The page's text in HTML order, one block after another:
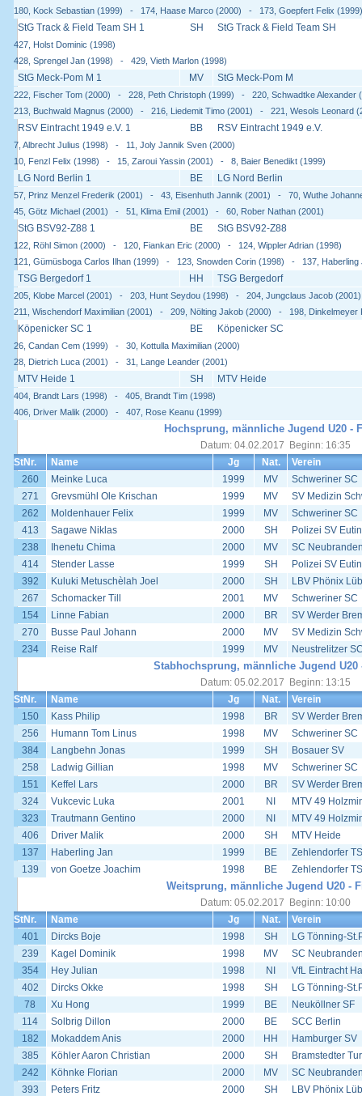
180, Kock Sebastian (1999) - 174, Haase Marco (2000) - 173, Goepfert Felix (1999)
StG Track & Field Team SH 1 SH StG Track & Field Team SH
427, Holst Dominic (1998)
428, Sprengel Jan (1998) - 429, Vieth Marlon (1998)
StG Meck-Pom M 1 MV StG Meck-Pom M
222, Fischer Tom (2000) - 228, Peth Christoph (1999) - 220, Schwadtke Alexander
213, Buchwald Magnus (2000) - 216, Liedemit Timo (2001) - 221, Wesols Leonard
RSV Eintracht 1949 e.V. 1 BB RSV Eintracht 1949 e.V.
7, Albrecht Julius (1998) - 11, Joly Jannik Sven (2000)
10, Fenzl Felix (1998) - 15, Zaroui Yassin (2001) - 8, Baier Benedikt (1999)
LG Nord Berlin 1 BE LG Nord Berlin
57, Prinz Menzel Frederik (2001) - 43, Eisenhuth Jannik (2001) - 70, Wuthe
45, Götz Michael (2001) - 51, Klima Emil (2001) - 60, Rober Nathan (2001)
StG BSV92-Z88 1 BE StG BSV92-Z88
122, Röhl Simon (2000) - 120, Fiankan Eric (2000) - 124, Wippler Adrian (1998)
121, Gümüsboga Carlos Ilhan (1999) - 123, Snowden Corin (1998) - 137, Haberling
TSG Bergedorf 1 HH TSG Bergedorf
205, Klobe Marcel (2001) - 203, Hunt Seydou (1998) - 204, Jungclaus Jacob (2001)
211, Wischendorf Maximilian (2001) - 209, Nölting Jakob (2000) - 198, Dinkelmeyer
Köpenicker SC 1 BE Köpenicker SC
26, Candan Cem (1999) - 30, Kottulla Maximilian (2000)
28, Dietrich Luca (2001) - 31, Lange Leander (2001)
MTV Heide 1 SH MTV Heide
404, Brandt Lars (1998) - 405, Brandt Tim (1998)
406, Driver Malik (2000) - 407, Rose Keanu (1999)
Hochsprung, männliche Jugend U20 -
Datum: 04.02.2017 Beginn: 16:35
StNr.
Name Jg Nat.
Verein
260
Meinke Luca 1999 MV
Schweriner SC
271
Grevsmühl Ole Krischan 1999 MV
SV Medizin
262
Moldenhauer Felix 1999 MV
Schweriner SC
413
Sagawe Niklas 2000 SH
Polizei SV Eutin
238
Ihenetu Chima 2000 MV
SC
414
Stender Lasse 1999 SH
Polizei SV Eutin
392
Kuluki Metuschèlah Joel 2000 SH
LBV Phönix
267
Schomacker Till 2001 MV
Schweriner SC
154
Linne Fabian 2000 BR
SV Werder
270
Busse Paul Johann 2000 MV
SV Medizin
234
Reise Ralf 1999 MV Neustrelitzer
Stabhochsprung, männliche Jugend U20
Datum: 05.02.2017 Beginn: 13:15
StNr.
Name Jg Nat.
Verein
150
Kass Philip 1998 BR
SV Werder
256
Humann Tom Linus 1998 MV
Schweriner SC
384
Langbehn Jonas 1999 SH
Bosauer SV
258
Ladwig Gillian 1998 MV
Schweriner SC
151
Keffel Lars 2000 BR
SV Werder
324
Vukcevic Luka 2001 NI
MTV 49
323
Trautmann Gentino 2000 NI
MTV 49
406
Driver Malik 2000 SH
MTV Heide
137
Haberling Jan 1999 BE
Zehlendorfer
139
von Goetze Joachim 1998 BE Zehlendorfer
Weitsprung, männliche Jugend U20 -
Datum: 05.02.2017 Beginn: 10:00
StNr.
Name Jg Nat.
Verein
401
Dircks Boje 1998 SH
LG Tönning-
239
Kagel Dominik 1998 MV
SC
354
Hey Julian 1998 NI
VfL Eintracht
402
Dircks Okke 1998 SH
LG Tönning-
78
Xu Hong 1999 BE
Neuköllner SF
114
Solbrig Dillon 2000 BE
SCC Berlin
182
Mokaddem Anis 2000 HH
Hamburger SV
385
Köhler Aaron Christian 2000 SH
Bramstedter
242
Köhnke Florian 2000 MV
SC
393
Peters Fritz 2000 SH
LBV Phönix